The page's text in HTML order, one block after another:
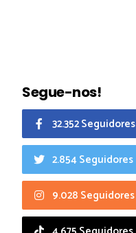
Segue-nos!
32.352 Seguidores
2.854 Seguidores
9.028 Seguidores